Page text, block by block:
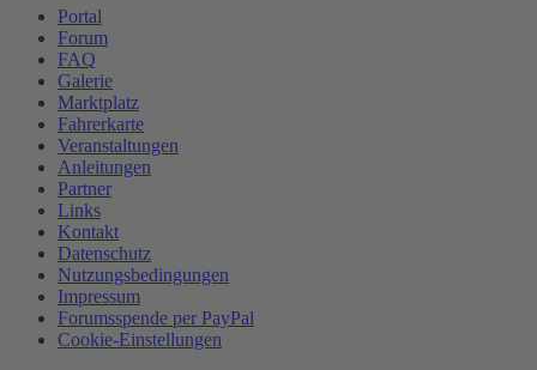
Portal
Forum
FAQ
Galerie
Marktplatz
Fahrerkarte
Veranstaltungen
Anleitungen
Partner
Links
Kontakt
Datenschutz
Nutzungsbedingungen
Impressum
Forumsspende per PayPal
Cookie-Einstellungen